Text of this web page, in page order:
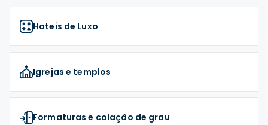
Hoteis de Luxo
Igrejas e templos
Formaturas e colação de grau